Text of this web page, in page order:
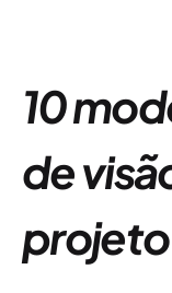
10
de
projeto